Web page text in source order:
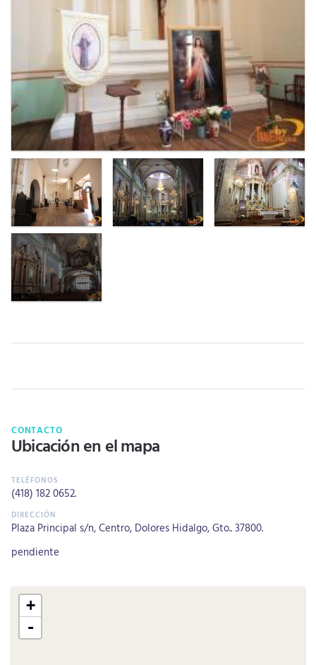
CONTACTO
Ubicación en el mapa
(418) 182 0652.
Plaza Principal s/n, Centro, Dolores Hidalgo, Gto.. 37800.
pendiente
+
-